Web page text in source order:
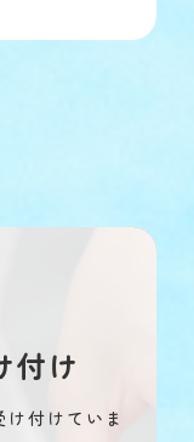
付け
付けていま